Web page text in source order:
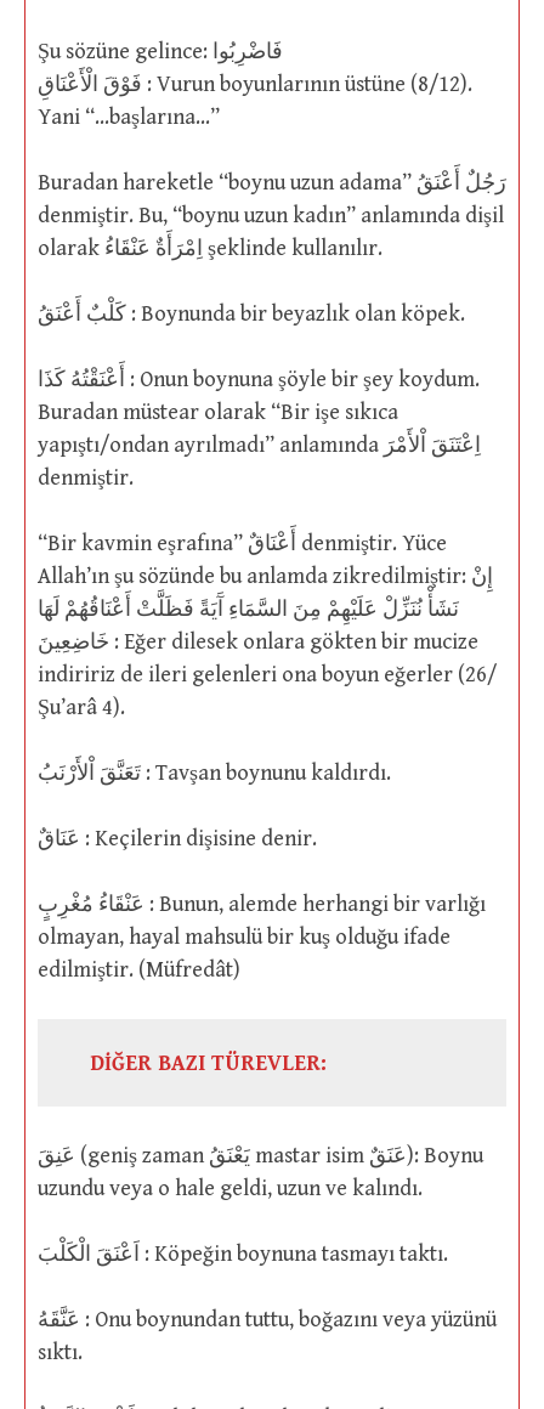
Şu sözüne gelince: فَاضْرِبُوا
فَوْقَ الْأَعْنَاقِ : Vurun boyunlarının üstüne (8/12).
Yani “…başlarına…”
Buradan hareketle “boynu uzun adama” رَجُلٌ أَعْنَقُ
denmiştir. Bu, “boynu uzun kadın” anlamında dişil
olarak اِمْرَأَةٌ عَنْقَاءُ şeklinde kullanılır.
كَلْبٌ أَعْنَقُ : Boynunda bir beyazlık olan köpek.
أَعْنَقْتُهُ كَذَا : Onun boynuna şöyle bir şey koydum.
Buradan müstear olarak “Bir işe sıkıca
yapıştı/ondan ayrılmadı” anlamında اِعْتَنَقَ اْلأَمْرَ
denmiştir.
“Bir kavmin eşrafına” أَعْنَاقٌ denmiştir. Yüce
Allah’ın şu sözünde bu anlamda zikredilmiştir: إِنْ
نَشَأْ نُنَزِّلْ عَلَيْهِمْ مِنَ السَّمَاءِ آَيَةً فَظَلَّتْ أَعْنَاقُهُمْ لَهَا
خَاضِعِينَ : Eğer dilesek onlara gökten bir mucize
indiririz de ileri gelenleri ona boyun eğerler (26/
Şu’arâ 4).
تَعَنَّقَ اْلأَرْنَبُ : Tavşan boynunu kaldırdı.
عَنَاقٌ : Keçilerin dişisine denir.
عَنْقَاءُ مُغْرِبٍ : Bunun, alemde herhangi bir varlığı
olmayan, hayal mahsulü bir kuş olduğu ifade
edilmiştir. (Müfredât)
DİĞER BAZI TÜREVLER:
عَنِقَ (geniş zaman يَعْنَقُ mastar isim عَنَقٌ): Boynu
uzundu veya o hale geldi, uzun ve kalındı.
اَعْنَقَ الْكَلْبَ : Köpeğin boynuna tasmayı taktı.
عَنَّقَهُ : Onu boynundan tuttu, boğazını veya yüzünü
sıktı.